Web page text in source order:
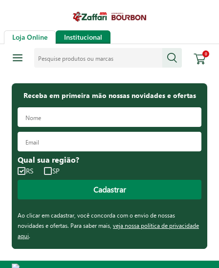
Loja Online Institucional
0
Receba em primeira mão nossas novidades e ofertas
Qual sua região?
RS SP
Cadastrar
Ao clicar em cadastrar, você concorda com o envio de nossas
novidades e ofertas. Para saber mais, veja nossa política de privacidade
aqui.